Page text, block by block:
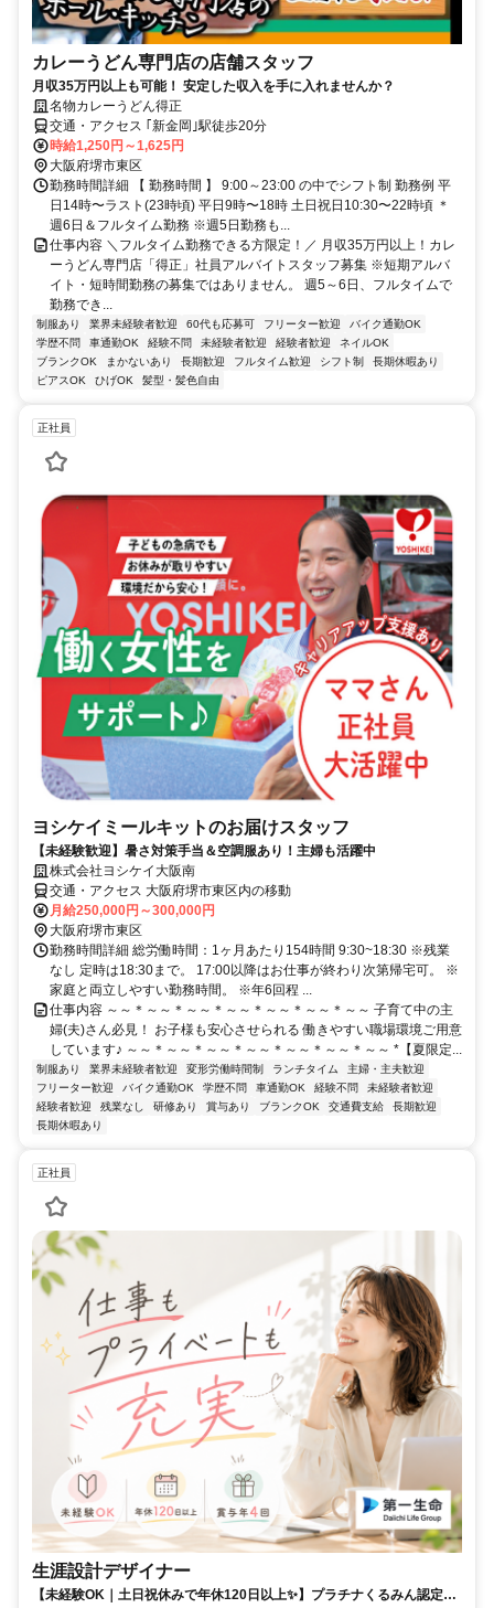
カレーうどん専門店の店舗スタッフ
月収35万円以上も可能！ 安定した収入を手に入れませんか？
名物カレーうどん得正
交通・アクセス ｢新金岡｣駅徒歩20分
時給1,250円～1,625円
大阪府堺市東区
勤務時間詳細 【 勤務時間 】 9:00～23:00 の中でシフト制 勤務例 平
日14時〜ラスト(23時頃) 平日9時〜18時 土日祝日10:30〜22時頃 ＊
週6日＆フルタイム勤務 ※週5日勤務も...
仕事内容 ＼フルタイム勤務できる方限定！／ 月収35万円以上！カレ
ーうどん専門店「得正」社員アルバイトスタッフ募集 ※短期アルバ
イト・短時間勤務の募集ではありません。 週5～6日、フルタイムで
勤務でき...
制服あり 業界未経験者歓迎 60代も応募可 フリーター歓迎
バイク通勤OK
学歴不問
車通勤OK 経験不問 未経験者歓迎 経験者歓迎
ネイルOK
ブランクOK
まかないあり 長期歓迎 フルタイム歓迎 シフト制
長期休暇あり
ピアスOK
ひげOK 髪型・髪色自由
正社員
ヨシケイミールキットのお届けスタッフ
【未経験歓迎】暑さ対策手当＆空調服あり！主婦も活躍中
株式会社ヨシケイ大阪南
交通・アクセス 大阪府堺市東区内の移動
月給250,000円～300,000円
大阪府堺市東区
勤務時間詳細 総労働時間：1ヶ月あたり154時間 9:30~18:30 ※残業
なし 定時は18:30まで。 17:00以降はお仕事が終わり次第帰宅可。 ※
家庭と両立しやすい勤務時間。 ※年6回程 ...
仕事内容 ～～＊～～＊～～＊～～＊～～＊～～＊～～ 子育て中の主
婦(夫)さん必見！ お子様も安心させられる 働きやすい職場環境ご用意
しています♪ ～～＊～～＊～～＊～～＊～～＊～～＊～～ *【夏限定...
制服あり 業界未経験者歓迎 変形労働時間制 ランチタイム
主婦・主夫歓迎
フリーター歓迎
バイク通勤OK 学歴不問 車通勤OK 経験不問
未経験者歓迎
経験者歓迎
残業なし 研修あり 賞与あり ブランクOK 交通費支給
長期歓迎
長期休暇あり
正社員
生涯設計デザイナー
【未経験OK｜土日祝休みで年休120日以上✨】プラチナくるみん認定取